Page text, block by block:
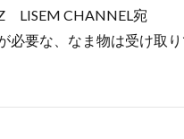
LISEM CHANNEL宛
必要な、なま物は受け取り